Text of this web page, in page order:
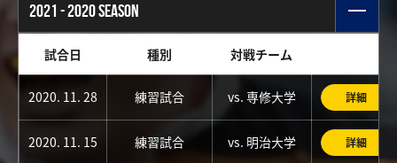
2021 - 2020 SEASON
試合日 種別 対戦チーム
2020. 11. 28 練習試合 vs. 専修大学 詳細
2020. 11. 15 練習試合 vs. 明治大学 詳細